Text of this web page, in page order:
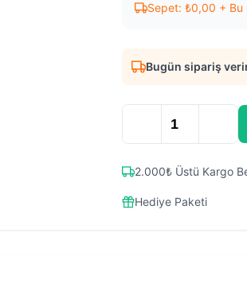
Sepet: ₺0,00 + Bu
Bugün sipariş
2.000₺ Üstü Kargo
Hediye Paketi